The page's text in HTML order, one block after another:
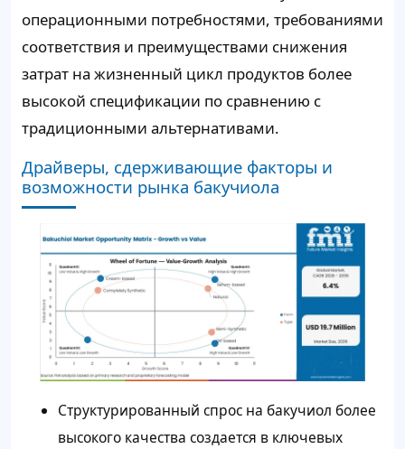
операционными потребностями, требованиями
соответствия и преимуществами снижения
затрат на жизненный цикл продуктов более
высокой спецификации по сравнению с
традиционными альтернативами.
Драйверы, сдерживающие факторы и
возможности рынка бакучиола
Структурированный спрос на бакучиол более
высокого качества создается в ключевых